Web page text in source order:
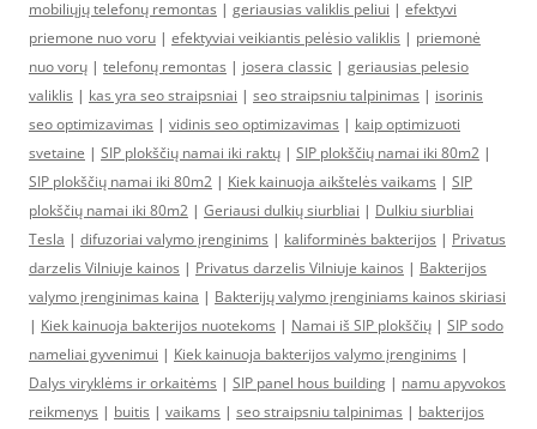
mobiliųjų telefonų remontas | geriausias valiklis peliui | efektyvi
priemone nuo voru | efektyviai veikiantis pelėsio valiklis | priemonė
nuo vorų | telefonų remontas | josera classic | geriausias pelesio
valiklis | kas yra seo straipsniai | seo straipsniu talpinimas | isorinis
seo optimizavimas | vidinis seo optimizavimas | kaip optimizuoti
svetaine | SIP plokščių namai iki raktų | SIP plokščių namai iki 80m2 |
SIP plokščių namai iki 80m2 | Kiek kainuoja aikštelės vaikams | SIP
plokščių namai iki 80m2 | Geriausi dulkių siurbliai | Dulkiu siurbliai
Tesla | difuzoriai valymo įrenginims | kaliforminės bakterijos | Privatus
darzelis Vilniuje kainos | Privatus darzelis Vilniuje kainos | Bakterijos
valymo įrenginimas kaina | Bakterijų valymo įrenginiams kainos skiriasi
| Kiek kainuoja bakterijos nuotekoms | Namai iš SIP plokščių | SIP sodo
nameliai gyvenimui | Kiek kainuoja bakterijos valymo įrenginims |
Dalys viryklėms ir orkaitėms | SIP panel hous building | namu apyvokos
reikmenys | buitis | vaikams | seo straipsniu talpinimas | bakterijos